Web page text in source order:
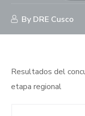
By DRE Cusco
Resultados del
etapa regional